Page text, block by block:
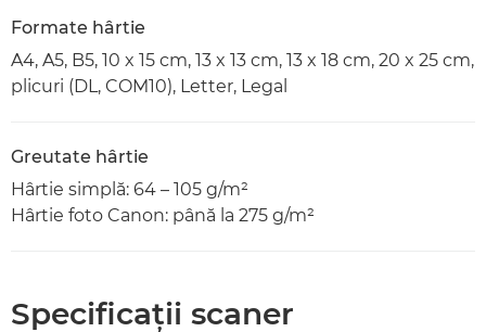
Formate hârtie
A4, A5, B5, 10 x 15 cm, 13 x 13 cm, 13 x 18 cm, 20 x 25 cm,
plicuri (DL, COM10), Letter, Legal
Greutate hârtie
Hârtie simplă: 64 – 105 g/m²
Hârtie foto Canon: până la 275 g/m²
Specificaţii scaner